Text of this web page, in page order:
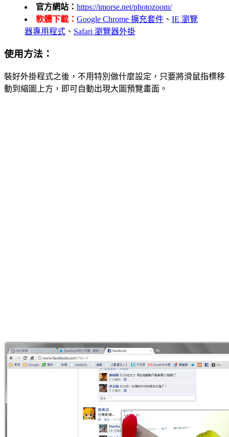
官方網站： https://imorse.net/photozoom/
軟體下載： Google Chrome 擴充套件 、 IE 瀏覽
器專用程式 、 Safari 瀏覽器外掛
使用方法：
裝好外掛程式之後，不用特別做什麼設定，只要將滑鼠指標移
動到縮圖上方，即可自動出現大圖預覽畫面。